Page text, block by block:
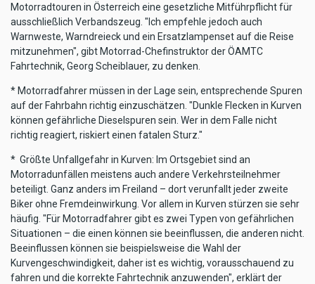
Motorradtouren in Österreich eine gesetzliche Mitführpflicht für
ausschließlich Verbandszeug. "Ich empfehle jedoch auch
Warnweste, Warndreieck und ein Ersatzlampenset auf die Reise
mitzunehmen", gibt Motorrad-Chefinstruktor der ÖAMTC
Fahrtechnik, Georg Scheiblauer, zu denken.
* Motorradfahrer müssen in der Lage sein, entsprechende Spuren
auf der Fahrbahn richtig einzuschätzen. "Dunkle Flecken in Kurven
können gefährliche Dieselspuren sein. Wer in dem Falle nicht
richtig reagiert, riskiert einen fatalen Sturz."
* Größte Unfallgefahr in Kurven: Im Ortsgebiet sind an
Motorradunfällen meistens auch andere Verkehrsteilnehmer
beteiligt. Ganz anders im Freiland – dort verunfallt jeder zweite
Biker ohne Fremdeinwirkung. Vor allem in Kurven stürzen sie sehr
häufig. "Für Motorradfahrer gibt es zwei Typen von gefährlichen
Situationen – die einen können sie beeinflussen, die anderen nicht.
Beeinflussen können sie beispielsweise die Wahl der
Kurvengeschwindigkeit, daher ist es wichtig, vorausschauend zu
fahren und die korrekte Fahrtechnik anzuwenden", erklärt der